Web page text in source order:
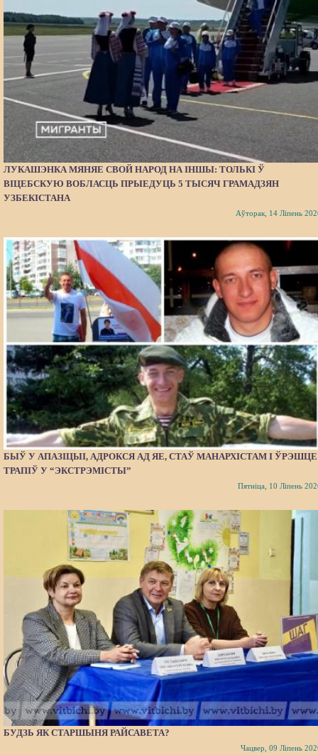
ЛУКАШЭНКА МЯНЯЕ СВОЙ НАРОД НА ІНШЫ: ТОЛЬКІ Ў
ВІЦЕБСКУЮ ВОБЛАСЦЬ ПРЫЕДУЦЬ 5 ТЫСЯЧ ГРАМАДЗЯН
УЗБЕКІСТАНА
Аўторак, 14 Ліпень
БЫЎ У АПАЗІЦЫІ, АДРОКСЯ АД ЯЕ, СТАЎ МАНАРХІСТАМ І ЎРЭШЦЕ
ТРАПІЎ У “ЭКСТРЭМІСТЫ”
Пятніца, 10 Ліпень
БУДЗЬ ЯК СТАРШЫНЯ РАЙСАВЕТА?
Чацвер, 09 Ліпень